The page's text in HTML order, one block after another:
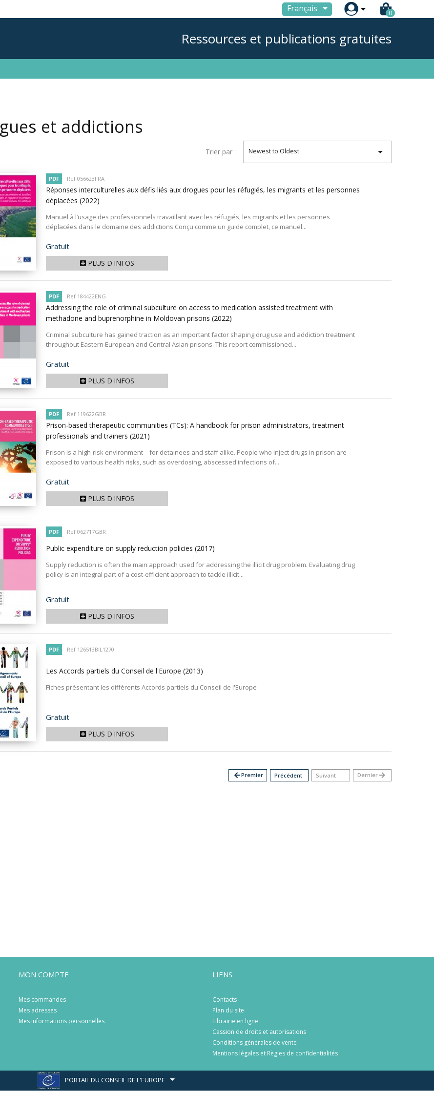
Français  0
Ressources et publications gratuites
et addictions
Trier par : Newest to Oldest 
PDF Ref 056623FRA
Réponses interculturelles aux défis liés aux drogues pour les réfugiés, les migrants et les personnes
déplacées (2022)
Manuel à l’usage des professionnels travaillant avec les réfugiés, les migrants et les personnes
déplacées dans le domaine des addictions Conçu comme un guide complet, ce manuel...
Prix
Gratuit
PLUS D'INFOS
PDF Ref 184422ENG
Addressing the role of criminal subculture on access to medication assisted treatment with
methadone and buprenorphine in Moldovan prisons (2022)
Criminal subculture has gained traction as an important factor shaping drug use and addiction treatment
throughout Eastern European and Central Asian prisons. This report commissioned...
Prix
Gratuit
PLUS D'INFOS
PDF Ref 119622GBR
Prison-based therapeutic communities (TCs): A handbook for prison administrators, treatment
professionals and trainers (2021)
Prison is a high-risk environment – for detainees and staff alike. People who inject drugs in prison are
exposed to various health risks, such as overdosing, abscessed infections of...
Prix
Gratuit
PLUS D'INFOS
PDF Ref 062717GBR
Public expenditure on supply reduction policies (2017)
Supply reduction is often the main approach used for addressing the illicit drug problem. Evaluating drug
policy is an integral part of a cost-efficient approach to tackle illicit...
Prix
Gratuit
PLUS D'INFOS
PDF Ref 126513BIL1270
Les Accords partiels du Conseil de l'Europe (2013)
Fiches présentant les différents Accords partiels du Conseil de l'Europe
Prix
Gratuit
PLUS D'INFOS
arrow_backPremier Précédent Suivant Dernier arrow_forward
MON COMPTE
Mes commandes
Mes adresses
Mes informations personnelles
LIENS
Contacts
Plan du site
Librairie en ligne
Cession de droits et autorisations
Conditions générales de vente
Mentions légales et Règles de confidentialités
PORTAIL DU CONSEIL DE L'EUROPE